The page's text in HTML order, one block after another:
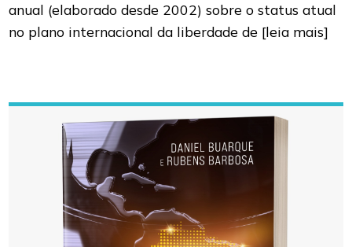
anual (elaborado desde 2002) sobre o status atual
no plano internacional da liberdade de [leia mais]